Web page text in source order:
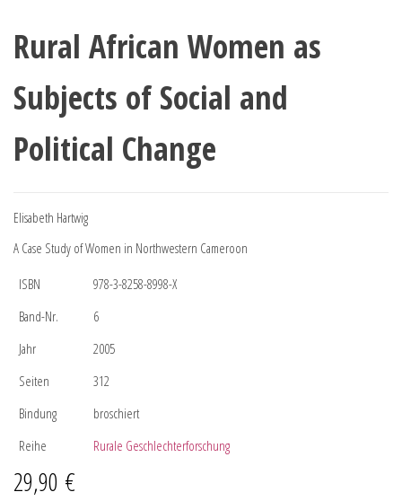
Rural African Women as
Subjects of Social and
Political Change
Elisabeth Hartwig
A Case Study of Women in Northwestern Cameroon
ISBN
978-3-8258-8998-X
Band-Nr.
6
Jahr
2005
Seiten
312
Bindung
broschiert
Reihe
Rurale Geschlechterforschung
29,90 €